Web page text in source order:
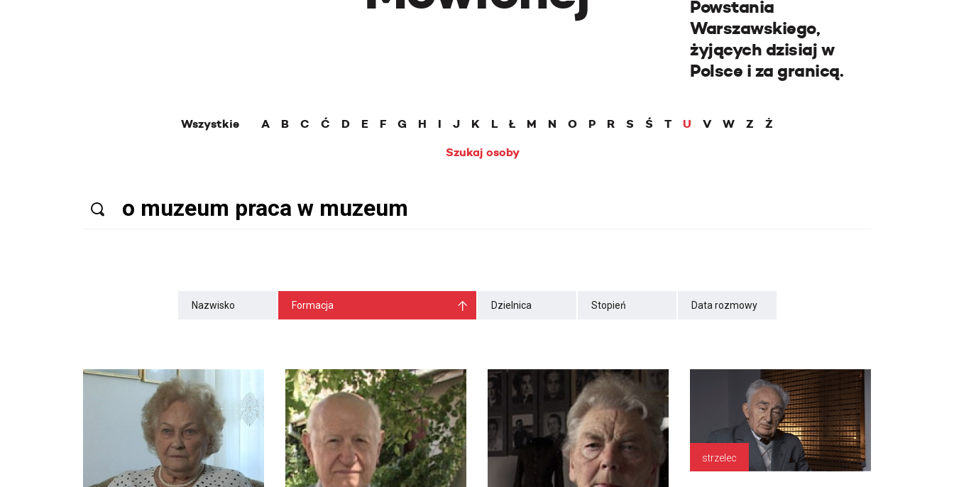
Powstania
Warszawskiego,
żyjących dzisiaj w
Polsce i za granicą.
Wszystkie A B C Ć D E F G H I J K L Ł M N O P R S Ś T U V W Z
Ż
Szukaj osoby
Nazwisko Formacja Dzielnica Stopień Data rozmowy
strzelec